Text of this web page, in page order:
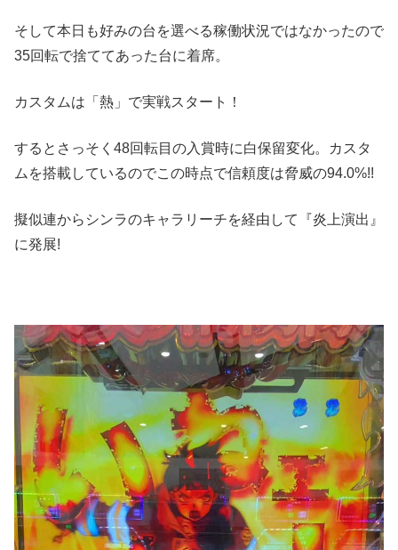
そして本日も好みの台を選べる稼働状況ではなかったので
35回転で捨ててあった台に着席。
カスタムは「熱」で実戦スタート！
するとさっそく48回転目の入賞時に白保留変化。カスタ
ムを搭載しているのでこの時点で信頼度は脅威の94.0%!!
擬似連からシンラのキャラリーチを経由して『炎上演出』
に発展!